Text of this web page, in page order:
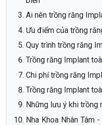
Ai nên trồng răng
Ưu điểm của trồng
Quy trình trồng răng
Trồng răng Implant
Chi phí trồng răng
Trồng răng Implant
Những lưu ý khi trồng
Nha Khoa Nhân Tâm